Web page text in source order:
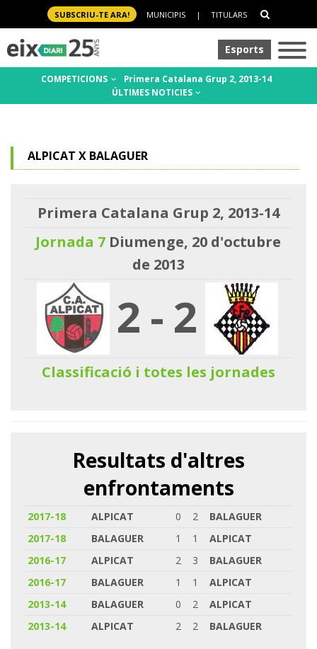
SUBSCRIU-TE ARA! MUNICIPIS | TITULARS
Esports
COMPETICIONS
Primera Catalana Grup 2, 2013-14
ÚLTIMES NOTICIES
ALPICAT X BALAGUER
Primera Catalana Grup 2, 2013-14
Jornada 7 Diumenge, 20 d'octubre
de 2013
2 - 2
Classificació i totes les jornades
Resultats d'altres
enfrontaments
2017-18 ALPICAT 0 2
BALAGUER
2017-18
BALAGUER 1 1
ALPICAT
2016-17
ALPICAT 2 3
BALAGUER
2016-17
BALAGUER 1 1
ALPICAT
2013-14
BALAGUER 0 2
ALPICAT
2013-14
ALPICAT 2 2 BALAGUER